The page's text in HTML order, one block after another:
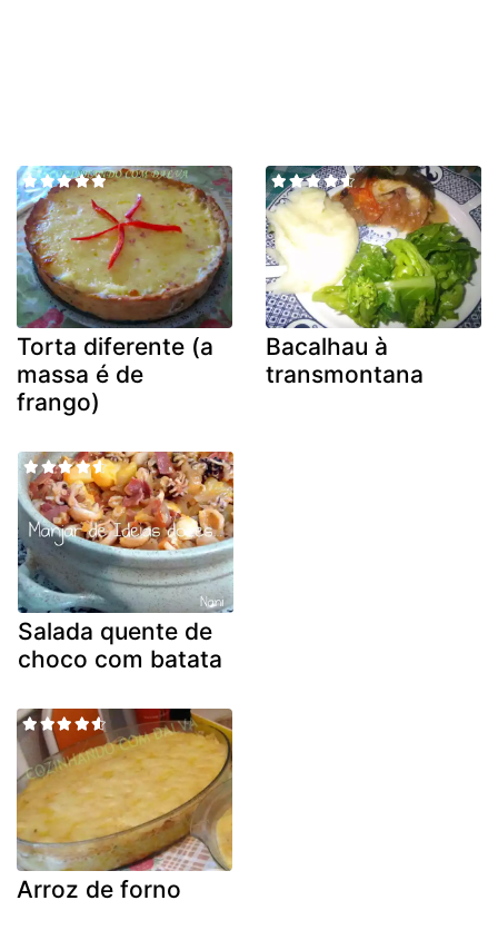
Torta diferente (a
massa é de
frango)
Bacalhau à
transmontana
Salada quente de
choco com batata
Arroz de forno